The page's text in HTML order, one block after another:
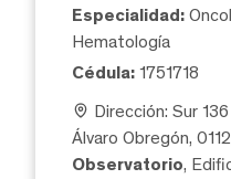
Especialidad:
Hematología
Cédula: 1751718
Dirección: Sur
Álvaro Obregón,
Observatorio,